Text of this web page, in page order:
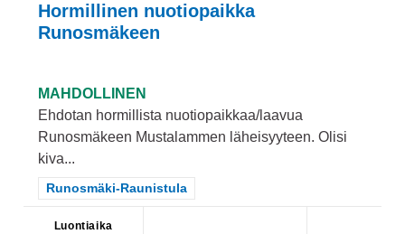
Hormillinen nuotiopaikka
Runosmäkeen
MAHDOLLINEN
Ehdotan hormillista nuotiopaikkaa/laavua
Runosmäkeen Mustalammen läheisyyteen. Olisi
kiva...
Rajaa tulokset teeman mukaan: Runosmäki-Raunistula
Runosmäki-Raunistula
Luontiaika